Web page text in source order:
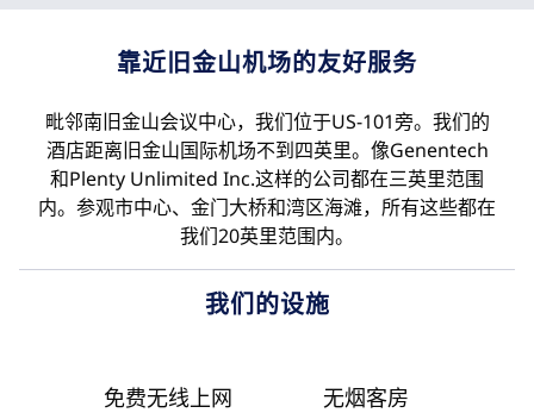
靠近旧金山机场的友好服务
毗邻南旧金山会议中心，我们位于US-101旁。我们的
酒店距离旧金山国际机场不到四英里。像Genentech
和Plenty Unlimited Inc.这样的公司都在三英里范围
内。参观市中心、金门大桥和湾区海滩，所有这些都在
我们20英里范围内。
我们的设施
免费无线上网 无烟客房